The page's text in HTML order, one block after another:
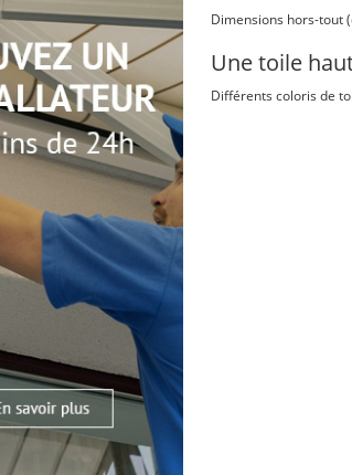
Dimensions hors-tout
Une toile
Différents coloris de